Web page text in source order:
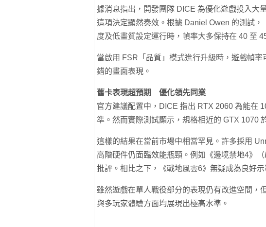
據消息指出，開發團隊 DICE 為優化遊戲投入大
這項決定顯然奏效。根據 Daniel Owen 的測試
度及低畫質設定運行時，幀率大多保持在 40 至
當啟用 FSR「品質」模式進行升級時，遊戲幀
錯的畫面表現。
舊卡表現超預期 優化領先同業
官方建議配置中，DICE 指出 RTX 2060 為能在
準。然而實際測試顯示，規格相近的 GTX 1070
這樣的結果在當前市場中相當罕見。許多採用
高階硬件仍面臨效能瓶頸。例如《邊境禁地4》（
批評。相比之下，《戰地風雲6》無疑成為良好示
雖然遊戲在單人戰役部分的表現仍有改進空間，
與多玩家體驗方面均展現出極高水準。